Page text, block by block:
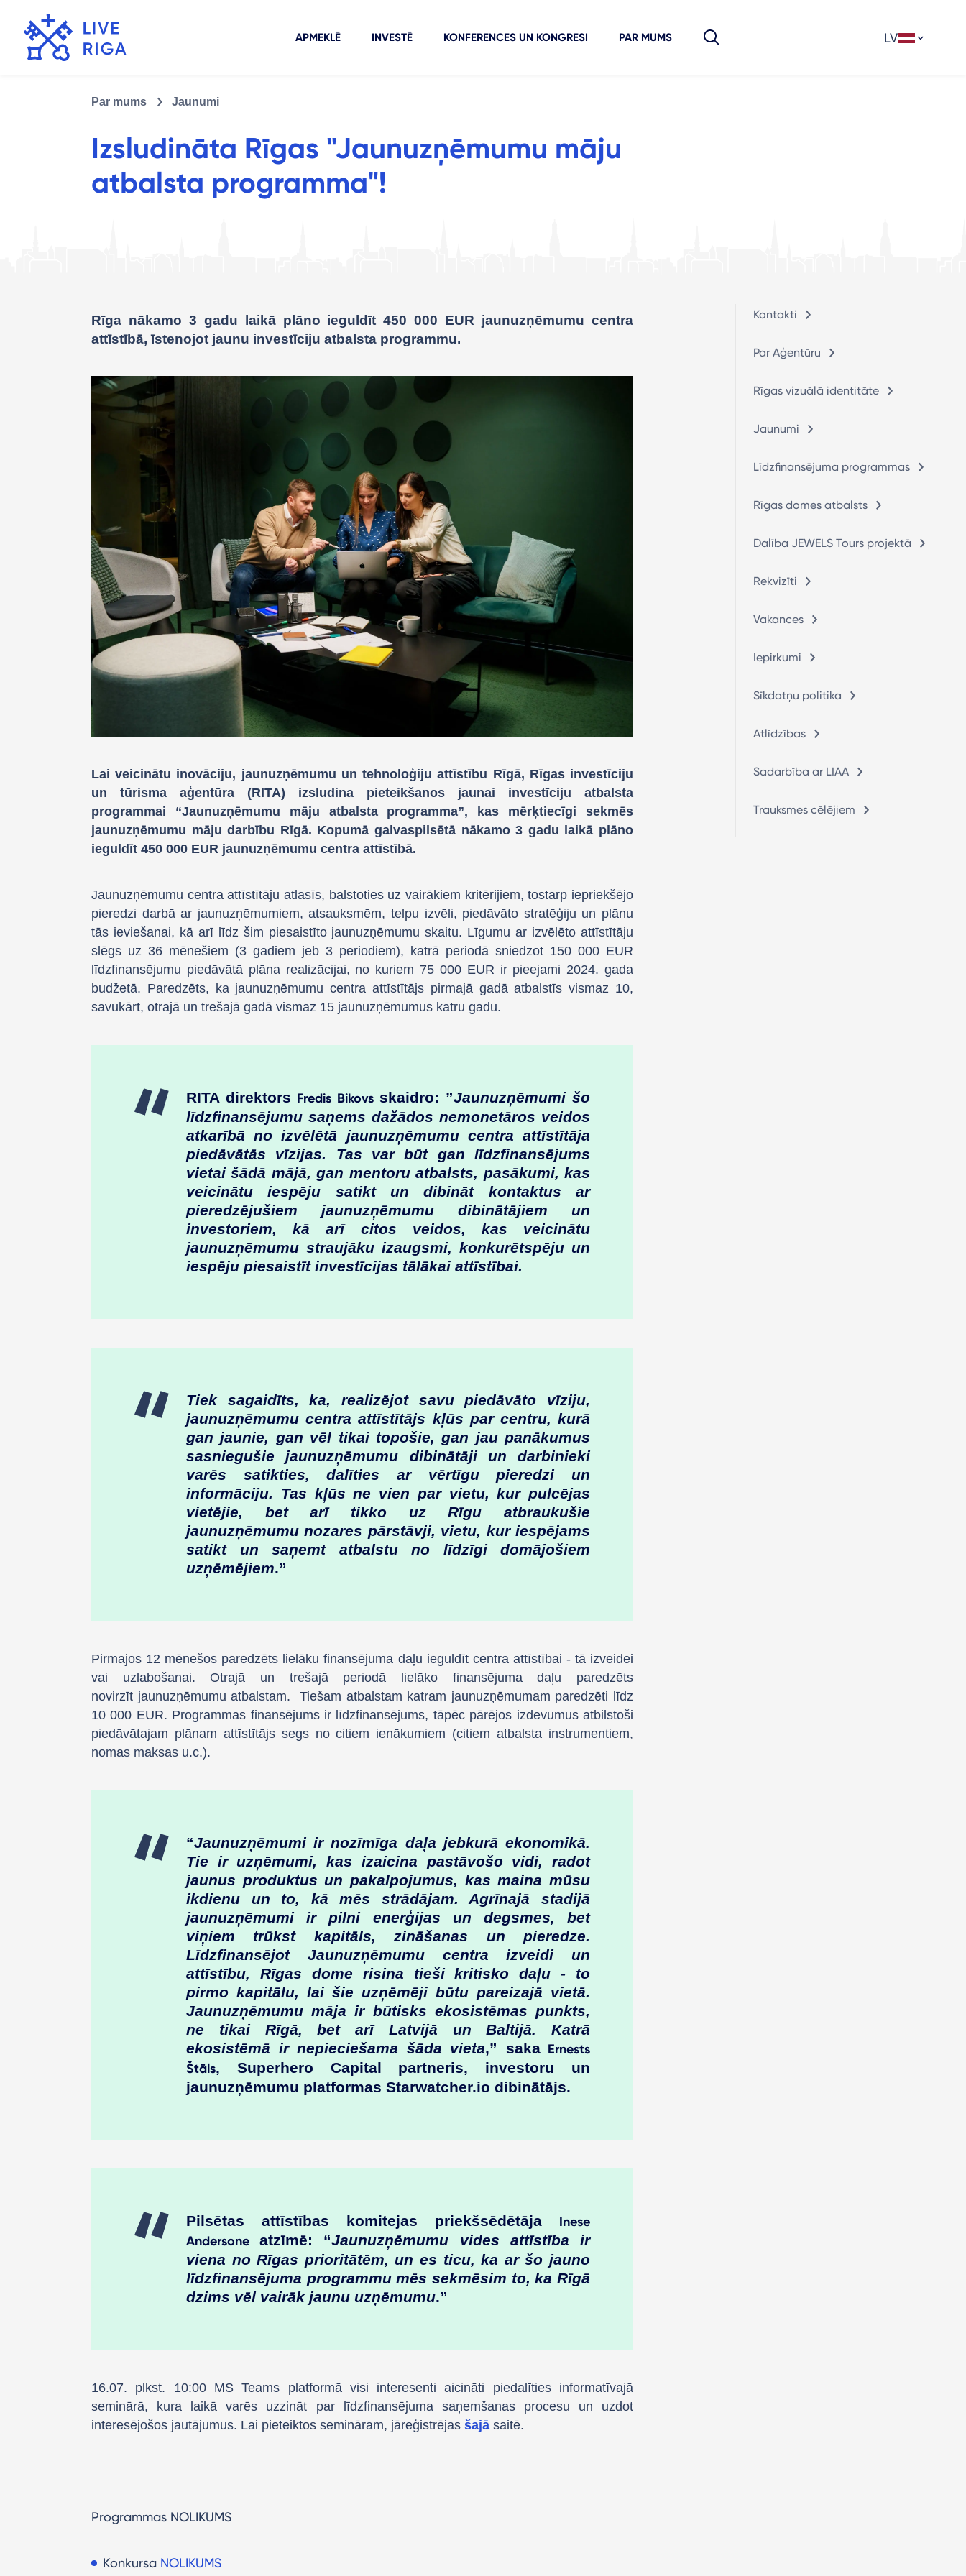
APMEKLĒ INVESTĒ KONFERENCES UN KONGRESI PAR MUMS LV
Par mums Jaunumi
Izsludināta Rīgas "Jaunuzņēmumu māju
atbalsta programma"!
Kontakti
Par Aģentūru
Rīgas vizuālā identitāte
Jaunumi
Līdzfinansējuma programmas
Rīgas domes atbalsts
Dalība JEWELS Tours projektā
Rekvizīti
Vakances
Iepirkumi
Sīkdatņu politika
Atlīdzības
Sadarbība ar LIAA
Trauksmes cēlējiem
Rīga nākamo 3 gadu laikā plāno ieguldīt 450 000 EUR jaunuzņēmumu centra
attīstībā, īstenojot jaunu investīciju atbalsta programmu.
Lai veicinātu inovāciju, jaunuzņēmumu un tehnoloģiju attīstību Rīgā, Rīgas investīciju
un tūrisma aģentūra (RITA) izsludina pieteikšanos jaunai investīciju atbalsta
programmai “Jaunuzņēmumu māju atbalsta programma”, kas mērķtiecīgi sekmēs
jaunuzņēmumu māju darbību Rīgā. Kopumā galvaspilsētā nākamo 3 gadu laikā plāno
ieguldīt 450 000 EUR jaunuzņēmumu centra attīstībā.
Jaunuzņēmumu centra attīstītāju atlasīs, balstoties uz vairākiem kritērijiem, tostarp iepriekšējo
pieredzi darbā ar jaunuzņēmumiem, atsauksmēm, telpu izvēli, piedāvāto stratēģiju un plānu
tās ieviešanai, kā arī līdz šim piesaistīto jaunuzņēmumu skaitu. Līgumu ar izvēlēto attīstītāju
slēgs uz 36 mēnešiem (3 gadiem jeb 3 periodiem), katrā periodā sniedzot 150 000 EUR
līdzfinansējumu piedāvātā plāna realizācijai, no kuriem 75 000 EUR ir pieejami 2024. gada
budžetā. Paredzēts, ka jaunuzņēmumu centra attīstītājs pirmajā gadā atbalstīs vismaz 10,
savukārt, otrajā un trešajā gadā vismaz 15 jaunuzņēmumus katru gadu.
RITA direktors Fredis Bikovs skaidro: ”Jaunuzņēmumi šo
līdzfinansējumu saņems dažādos nemonetāros veidos
atkarībā no izvēlētā jaunuzņēmumu centra attīstītāja
piedāvātās vīzijas. Tas var būt gan līdzfinansējums
vietai šādā mājā, gan mentoru atbalsts, pasākumi, kas
veicinātu iespēju satikt un dibināt kontaktus ar
pieredzējušiem jaunuzņēmumu dibinātājiem un
investoriem, kā arī citos veidos, kas veicinātu
jaunuzņēmumu straujāku izaugsmi, konkurētspēju un
iespēju piesaistīt investīcijas tālākai attīstībai.
Tiek sagaidīts, ka, realizējot savu piedāvāto vīziju,
jaunuzņēmumu centra attīstītājs kļūs par centru, kurā
gan jaunie, gan vēl tikai topošie, gan jau panākumus
sasniegušie jaunuzņēmumu dibinātāji un darbinieki
varēs satikties, dalīties ar vērtīgu pieredzi un
informāciju. Tas kļūs ne vien par vietu, kur pulcējas
vietējie, bet arī tikko uz Rīgu atbraukušie
jaunuzņēmumu nozares pārstāvji, vietu, kur iespējams
satikt un saņemt atbalstu no līdzīgi domājošiem
uzņēmējiem.”
Pirmajos 12 mēnešos paredzēts lielāku finansējuma daļu ieguldīt centra attīstībai - tā izveidei
vai uzlabošanai. Otrajā un trešajā periodā lielāko finansējuma daļu paredzēts
novirzīt jaunuzņēmumu atbalstam. Tiešam atbalstam katram jaunuzņēmumam paredzēti līdz
10 000 EUR. Programmas finansējums ir līdzfinansējums, tāpēc pārējos izdevumus atbilstoši
piedāvātajam plānam attīstītājs segs no citiem ienākumiem (citiem atbalsta instrumentiem,
nomas maksas u.c.).
“Jaunuzņēmumi ir nozīmīga daļa jebkurā ekonomikā.
Tie ir uzņēmumi, kas izaicina pastāvošo vidi, radot
jaunus produktus un pakalpojumus, kas maina mūsu
ikdienu un to, kā mēs strādājam. Agrīnajā stadijā
jaunuzņēmumi ir pilni enerģijas un degsmes, bet
viņiem trūkst kapitāls, zināšanas un pieredze.
Līdzfinansējot Jaunuzņēmumu centra izveidi un
attīstību, Rīgas dome risina tieši kritisko daļu - to
pirmo kapitālu, lai šie uzņēmēji būtu pareizajā vietā.
Jaunuzņēmumu māja ir būtisks ekosistēmas punkts,
ne tikai Rīgā, bet arī Latvijā un Baltijā. Katrā
ekosistēmā ir nepieciešama šāda vieta,” sakaErnests
Štāls, Superhero Capital partneris, investoru un
jaunuzņēmumu platformas Starwatcher.io dibinātājs.
Pilsētas attīstības komitejas priekšsēdētāja Inese
Andersoneatzīmē: “Jaunuzņēmumu vides attīstība ir
viena no Rīgas prioritātēm, un es ticu, ka ar šo jauno
līdzfinansējuma programmu mēs sekmēsim to, ka Rīgā
dzims vēl vairāk jaunu uzņēmumu.”
16.07. plkst. 10:00 MS Teams platformā visi interesenti aicināti piedalīties informatīvajā
seminārā, kura laikā varēs uzzināt par līdzfinansējuma saņemšanas procesu un uzdot
interesējošos jautājumus. Lai pieteiktos semināram, jāreģistrējas šajā saitē.
Programmas NOLIKUMS
Konkursa NOLIKUMS